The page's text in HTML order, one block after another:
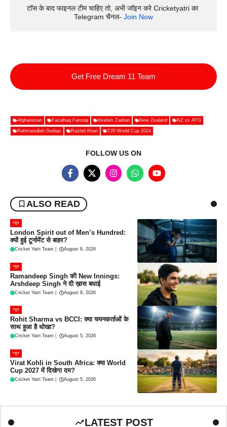
टॉस के बाद फाइनल टीम चाहिए तो, अभी जॉइन करे Cricketyatri का
Telegram चैनल- Join Now
Get Free Dream 11 Team
Afghanistan Fazalhaq Farooqi Ibrahim Zadran New Zealand NZ vs AFG
Rahmanullah Gurbaz Rashid Khan T20 World Cup 2024
FOLLOW US ON
ALSO READ
न्यूज
London Spirit out of Men’s Hundred:
क्यों हुई टूर्नामेंट से बाहर?
Cricket Yatri Team August 8, 2026
न्यूज
Ramandeep Singh की New Innings:
Arshdeep Singh ने दी ख़ास बधाई
Cricket Yatri Team August 8, 2026
न्यूज
Rohit Sharma vs BCCI: क्या चयनकर्ताओं के
साथ हुआ है धोखा?
Cricket Yatri Team August 5, 2026
न्यूज
Virat Kohli in South Africa: क्या World
Cup 2027 में दिखेगा दम?
Cricket Yatri Team August 5, 2026
LATEST POST